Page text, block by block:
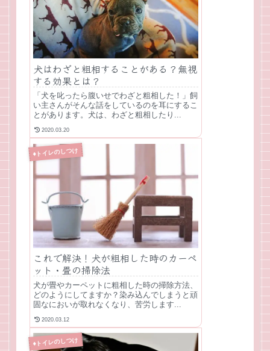
犬はわざと粗相することがある？無視
する効果とは？
「犬を叱ったら腹いせでわざと粗相した！」飼
い主さんがそんな話をしているのを耳にするこ
とがあります。犬は、わざと粗相したり...
2020.03.20
♦トイレのしつけ
これで解決！犬が粗相した時のカーペ
ット・畳の掃除法
犬が畳やカーペットに粗相した時の掃除方法、
どのようにしてますか？染み込んでしまうと頑
固なにおいが取れなくなり、苦労します...
2020.03.12
♦トイレのしつけ